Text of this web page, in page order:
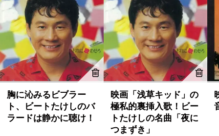
胸に沁みるビブラー
ト、ビートたけしのバ
ラードは静かに聴け！
映画「浅草キッド」の
極私的裏挿入歌！ビー
トたけしの名曲「夜に
つまずき」